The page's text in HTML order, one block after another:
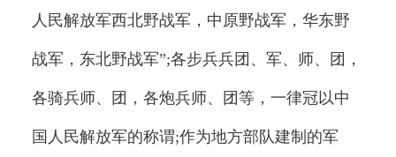
人民解放军西北野战军，中原野战军，华东野
战军，东北野战军”;各步兵兵团、军、师、团，
各骑兵师、团，各炮兵师、团等，一律冠以中
国人民解放军的称谓;作为地方部队建制的军